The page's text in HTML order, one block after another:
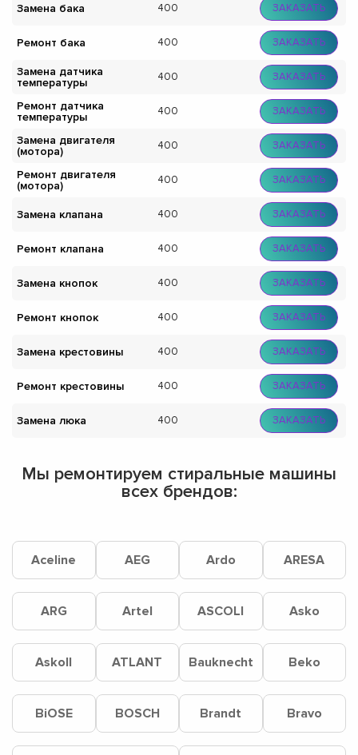
Замена бака 400 ЗАКАЗАТЬ
Ремонт бака 400 ЗАКАЗАТЬ
Замена датчика
температуры
400 ЗАКАЗАТЬ
Ремонт датчика
температуры
400 ЗАКАЗАТЬ
Замена двигателя
(мотора)
400 ЗАКАЗАТЬ
Ремонт двигателя
(мотора)
400 ЗАКАЗАТЬ
Замена клапана 400 ЗАКАЗАТЬ
Ремонт клапана 400 ЗАКАЗАТЬ
Замена кнопок 400 ЗАКАЗАТЬ
Ремонт кнопок 400 ЗАКАЗАТЬ
Замена крестовины 400 ЗАКАЗАТЬ
Ремонт крестовины 400 ЗАКАЗАТЬ
Замена люка 400 ЗАКАЗАТЬ
Мы ремонтируем стиральные машины
всех брендов:
Aceline AEG Ardo ARESA
ARG Artel ASCOLI Asko
Askoll ATLANT Bauknecht Beko
BiOSE BOSCH Brandt Bravo